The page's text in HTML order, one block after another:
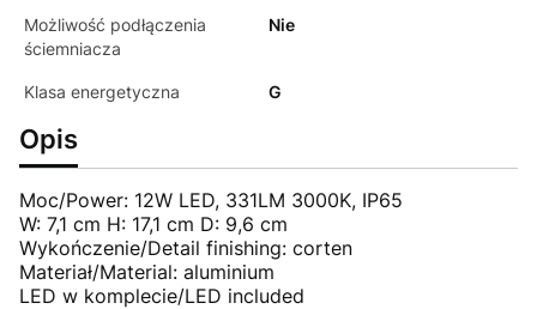
Możliwość podłączenia
ściemniacza
Nie
Klasa energetyczna G
Opis
Moc/Power: 12W LED, 331LM 3000K, IP65
W: 7,1 cm H: 17,1 cm D: 9,6 cm
Wykończenie/Detail finishing: corten
Materiał/Material: aluminium
LED w komplecie/LED included